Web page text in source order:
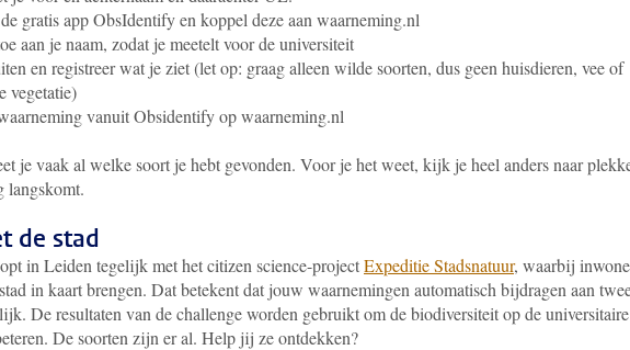
gratis app ObsIdentify en koppel deze aan waarneming.nl
aan je naam, zodat je meetelt voor de universiteit
en registreer wat je ziet (let op: graag alleen wilde soorten, dus geen huisdieren, vee of
vegetatie)
vanuit Obsidentify op waarneming.nl
je vaak al welke soort je hebt gevonden. Voor je het weet, kijk je heel anders naar
langskomt.
de stad
in Leiden tegelijk met het citizen science-projectExpeditie Stadsnatuur, waarbij
in kaart brengen. Dat betekent dat jouw waarnemingen automatisch bijdragen aan
De resultaten van de challenge worden gebruikt om de biodiversiteit op de universitaire
De soorten zijn er al. Help jij ze ontdekken?